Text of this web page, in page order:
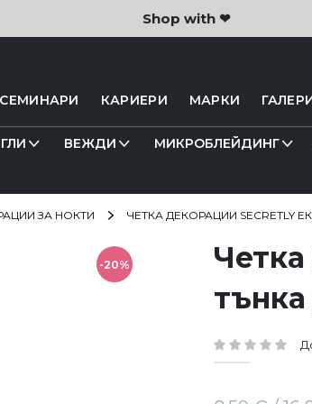
Shop with ❤
КАРИЕРИ МАРКИ
ВЕЖДИ МИКРОБЛЕЙДИНГ
ЗА НОКТИ ЧЕТКА ДЕКОРАЦИИ SECRETLY
рейтинг:
-20%